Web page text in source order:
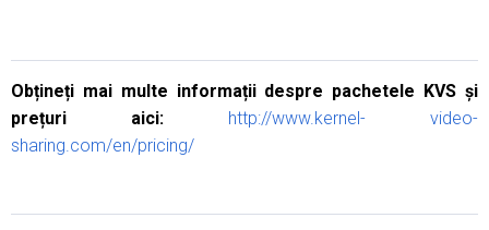
Obțineți mai multe informații despre pachetele KVS și
prețuri aici:
http://www.kernel- video-
sharing.com/en/pricing/